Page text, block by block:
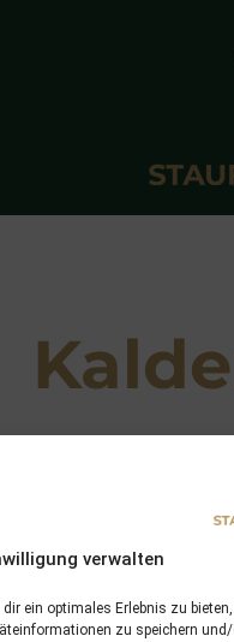
verwalten
dir ein optimales Erlebnis zu
zu speichern
Breeder:
Owner:
of
5 x Pedigree